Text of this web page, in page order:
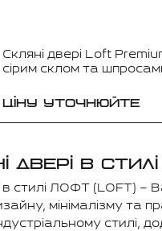
ДВЕРІ В
в стилі ЛОФТ (LOFT)
мінімалізму та
стилі,
Скляні двері Loft
сірим склом та
ЦІНУ УТОЧНЮЙТЕ